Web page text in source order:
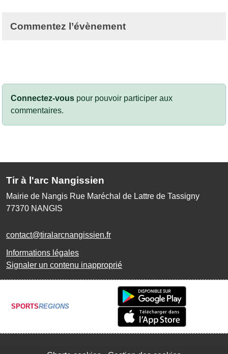
Commentez l’évènement
Connectez-vous pour pouvoir participer aux
commentaires.
Tir à l'arc Nangissien
Mairie de Nangis Rue Maréchal de Lattre de Tassigny
77370 NANGIS
contact@tiralarcnangissien.fr
Informations légales
Signaler un contenu inapproprié
SPORTSREGIONS